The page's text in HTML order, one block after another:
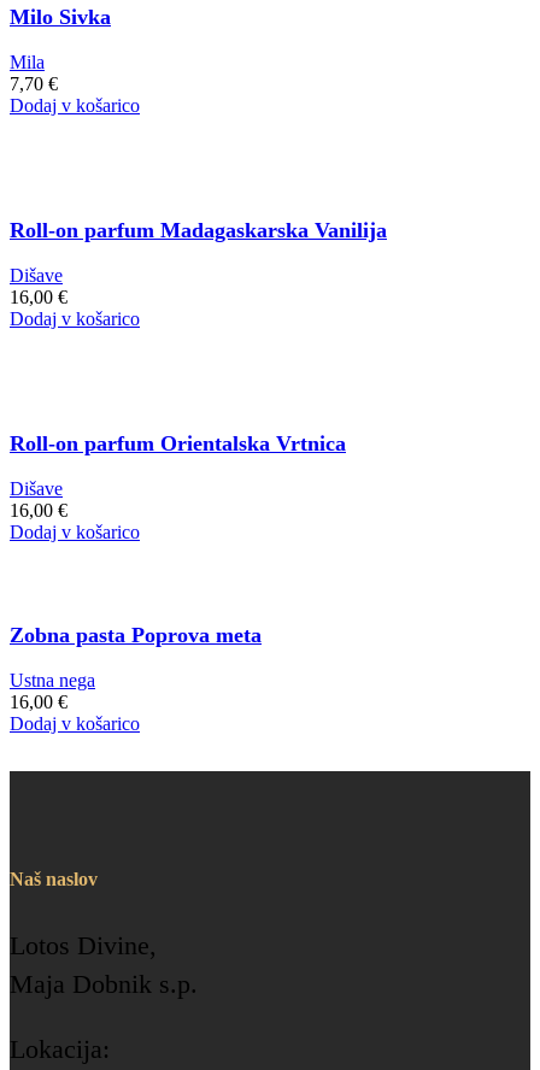
Milo Sivka
Mila
7,70 €
Dodaj v košarico
Roll-on parfum Madagaskarska Vanilija
Dišave
16,00 €
Dodaj v košarico
Roll-on parfum Orientalska Vrtnica
Dišave
16,00 €
Dodaj v košarico
Zobna pasta Poprova meta
Ustna nega
16,00 €
Dodaj v košarico
Naš naslov
Lotos Divine,
Maja Dobnik s.p.
Lokacija: